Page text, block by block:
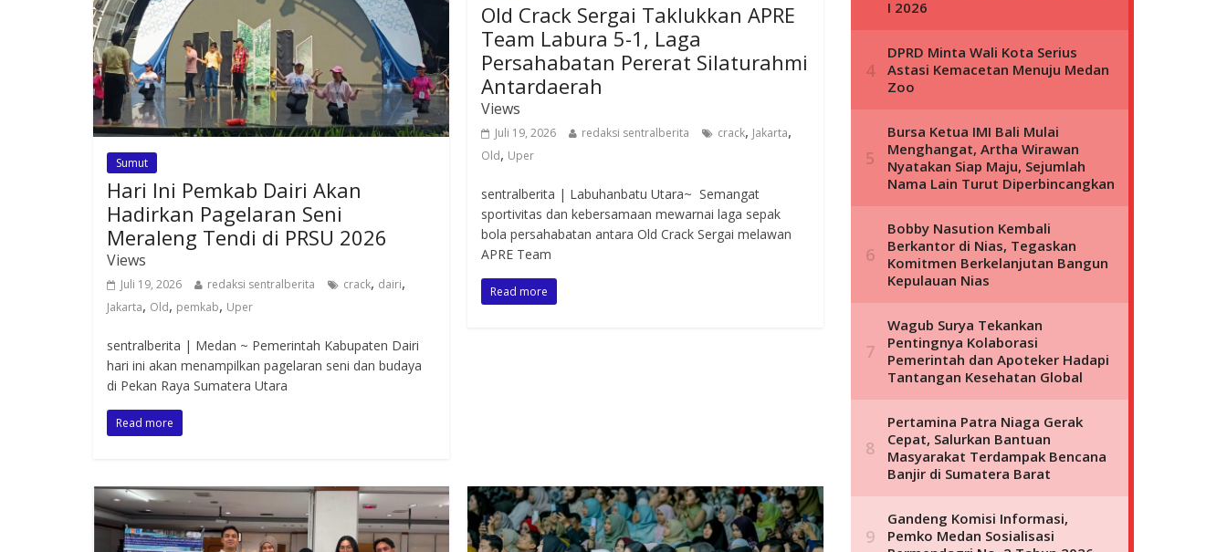
Sumut
Hari Ini Pemkab Dairi Akan
Hadirkan Pagelaran Seni
Meraleng Tendi di PRSU 2026
Views
Juli 19, 2026 redaksi sentralberita crack, dairi,
Jakarta, Old, pemkab, Uper
sentralberita | Medan ~ Pemerintah Kabupaten Dairi
hari ini akan menampilkan pagelaran seni dan budaya
di Pekan Raya Sumatera Utara
Read more
Old Crack Sergai Taklukkan APRE
Team Labura 5-1, Laga
Persahabatan Pererat Silaturahmi
Antardaerah
Views
Juli 19, 2026 redaksi sentralberita crack, Jakarta,
Old, Uper
sentralberita | Labuhanbatu Utara~ Semangat
sportivitas dan kebersamaan mewarnai laga sepak
bola persahabatan antara Old Crack Sergai melawan
APRE Team
Read more